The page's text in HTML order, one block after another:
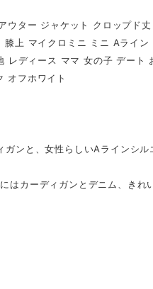
ター ジャケット クロップド
上 マイクロミニ ミニ Aライン
レディース ママ 女の子 デート
オフホワイト
ンと、女性らしいAラインシル
はカーディガンとデニム、きれ